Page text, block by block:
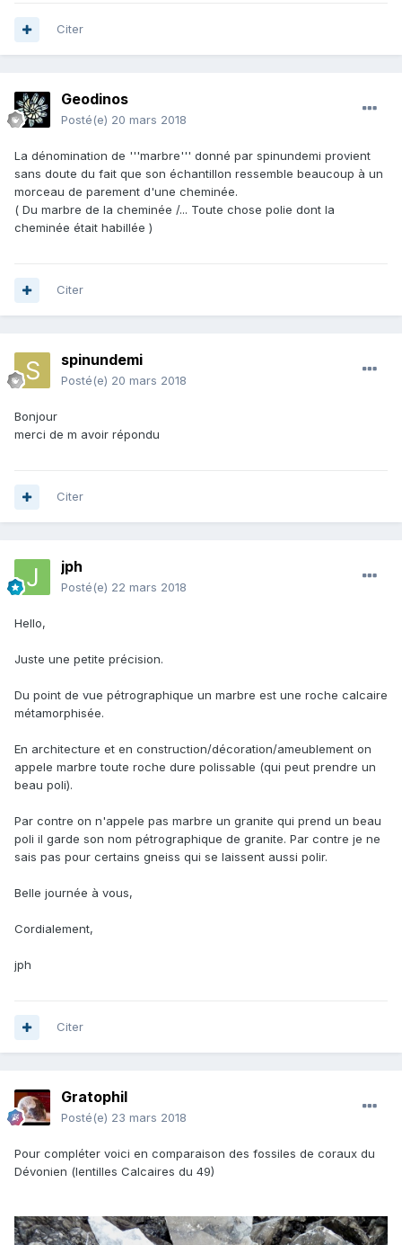
Citer
Geodinos
Posté(e) 20 mars 2018
La dénomination de '''marbre''' donné par spinundemi provient
sans doute du fait que son échantillon ressemble beaucoup à un
morceau de parement d'une cheminée.
( Du marbre de la cheminée /... Toute chose polie dont la
cheminée était habillée )
Citer
spinundemi
Posté(e) 20 mars 2018
Bonjour
merci de m avoir répondu
Citer
jph
Posté(e) 22 mars 2018
Hello,
Juste une petite précision.
Du point de vue pétrographique un marbre est une roche calcaire
métamorphisée.
En architecture et en construction/décoration/ameublement on
appele marbre toute roche dure polissable (qui peut prendre un
beau poli).
Par contre on n'appele pas marbre un granite qui prend un beau
poli il garde son nom pétrographique de granite. Par contre je ne
sais pas pour certains gneiss qui se laissent aussi polir.
Belle journée à vous,
Cordialement,
jph
Citer
Gratophil
Posté(e) 23 mars 2018
Pour compléter voici en comparaison des fossiles de coraux du
Dévonien (lentilles Calcaires du 49)